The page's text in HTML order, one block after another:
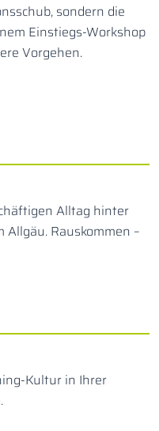
sondern die
Einstiegs-Workshop
Vorgehen.
Alltag hinter
Rauskommen –
Kultur in Ihrer